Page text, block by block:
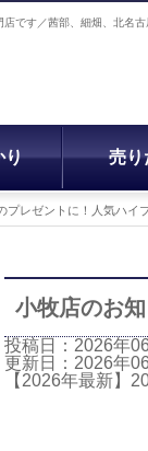
です／茜部、細畑、北名
り 売り
プレゼントに！人気ハイ
小牧店のお
投稿日：2026年
更新日：2026年
【2026年最新】